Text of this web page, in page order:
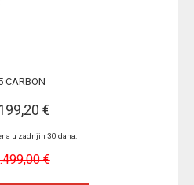
CARBON
€
u zadnjih 30 dana:
€